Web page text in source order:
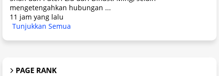
mengetengahkan hubungan ...
11 jam yang lalu
Tunjukkan Semua
PAGE RANK